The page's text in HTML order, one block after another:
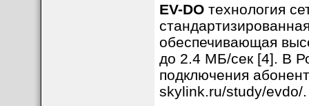
EV-DOтехнология
обеспечивающая
до 2.4 МБ/сек [4]. В
подключения
skylink.ru/study/evdo/.